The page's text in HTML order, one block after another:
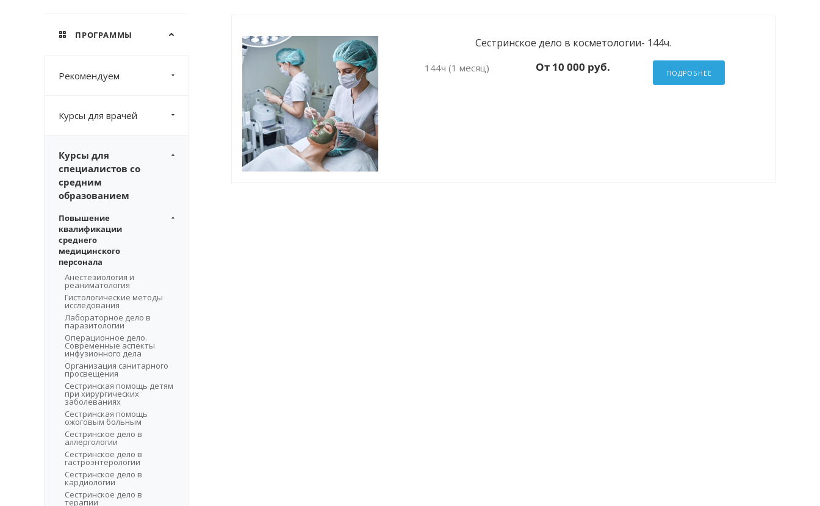
ПРОГРАММЫ
Рекомендуем
Курсы для врачей
Курсы для
специалистов со
средним
образованием
Повышение
квалификации
среднего
медицинского
персонала
Анестезиология и
реаниматология
Гистологические методы
исследования
Лабораторное дело в
паразитологии
Операционное дело.
Современные аспекты
инфузионного дела
Организация санитарного
просвещения
Сестринская помощь детям
при хирургических
заболеваниях
Сестринская помощь
ожоговым больным
Сестринское дело в
аллергологии
Сестринское дело в
гастроэнтерологии
Сестринское дело в
кардиологии
Сестринское дело в
терапии
Сестринское дело в косметологии- 144ч.
144ч (1 месяц) От 10 000 руб. ПОДРОБНЕЕ